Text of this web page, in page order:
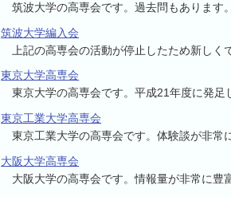
筑波大学の高専会です。過去問もあります。
筑波大学編入会
上記の高専会の活動が停止したため新し
東京大学高専会
東京大学の高専会です。平成21年度に発足
東京工業大学高専会
東京工業大学の高専会です。体験談が非常
大阪大学高専会
大阪大学の高専会です。情報量が非常に豊